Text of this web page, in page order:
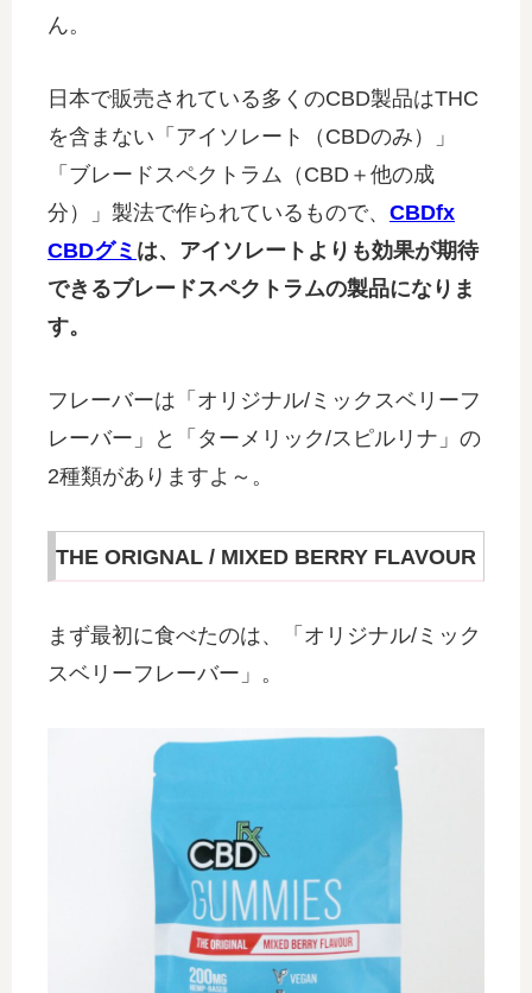
ん。
日本で販売されている多くのCBD製品はTHC
を含まない「アイソレート（CBDのみ）」
「ブレードスペクトラム（CBD＋他の成
分）」製法で作られているもので、 CBDfx
CBDグミ は、アイソレートよりも効果が期待
できるブレードスペクトラムの製品になりま
す。
フレーバーは「オリジナル/ミックスベリーフ
レーバー」と「ターメリック/スピルリナ」の
2種類がありますよ～。
THE ORIGNAL / MIXED BERRY FLAVOUR
まず最初に食べたのは、「オリジナル/ミック
スベリーフレーバー」。